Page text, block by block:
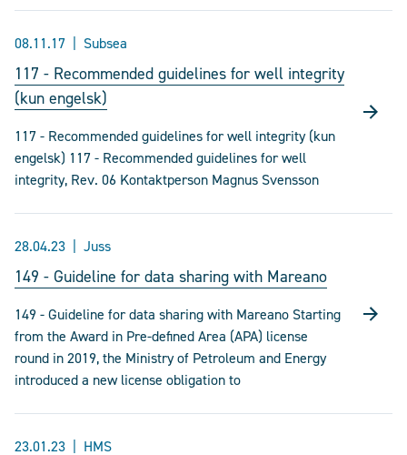
08.11.17 Subsea
117 - Recommended guidelines for well integrity
(kun engelsk)
117 - Recommended guidelines for well integrity (kun
engelsk) 117 - Recommended guidelines for well
integrity, Rev. 06 Kontaktperson Magnus Svensson
28.04.23 Juss
149 - Guideline for data sharing with Mareano
149 - Guideline for data sharing with Mareano Starting
from the Award in Pre-defined Area (APA) license
round in 2019, the Ministry of Petroleum and Energy
introduced a new license obligation to
23.01.23 HMS